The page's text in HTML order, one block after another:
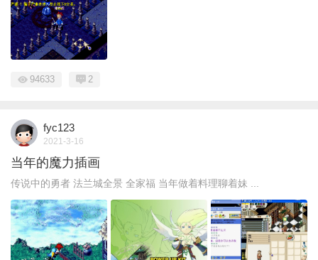
94633 2
fyc123
2021-3-16
当年的魔力插画
传说中的勇者 法兰城全景 全家福 当年做着料理聊着妹 ...